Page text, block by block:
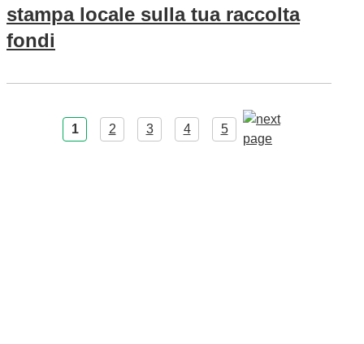
stampa locale sulla tua raccolta
fondi
1 2 3 4 5